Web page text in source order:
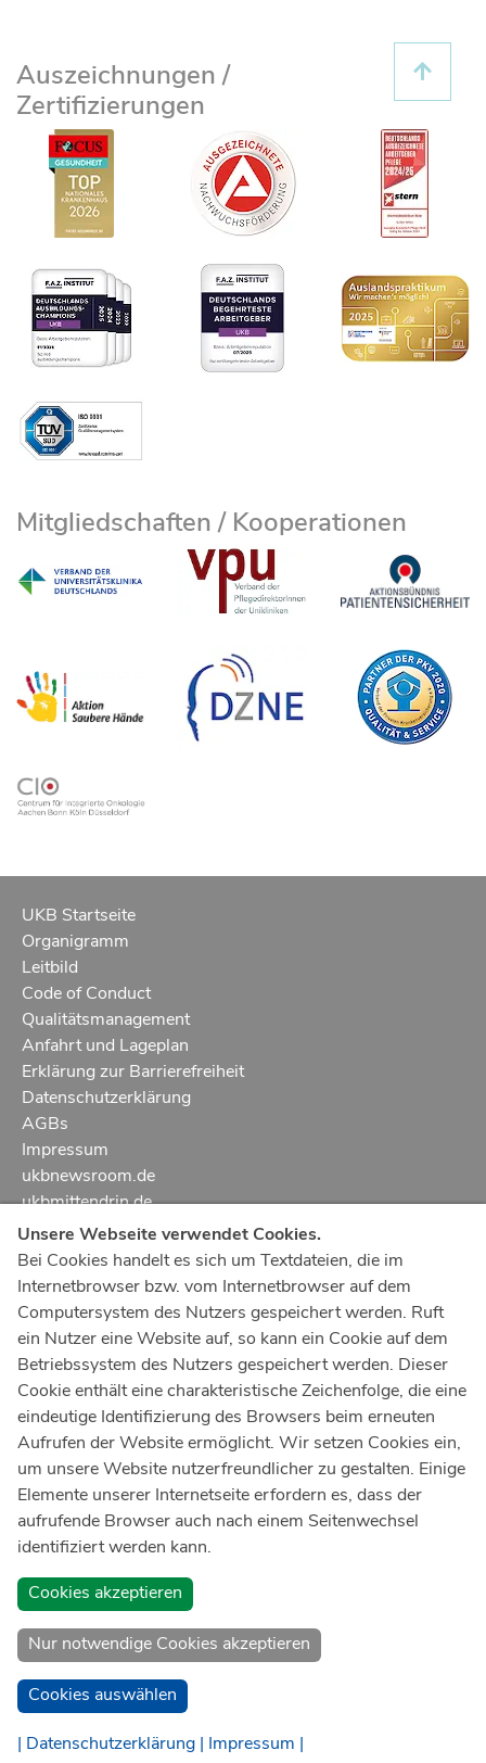
Auszeichnungen /
Zertifizierungen
Mitgliedschaften / Kooperationen
UKB Startseite
Organigramm
Leitbild
Code of Conduct
Qualitätsmanagement
Anfahrt und Lageplan
Erklärung zur Barrierefreiheit
Datenschutzerklärung
AGBs
Impressum
ukbnewsroom.de
ukbmittendrin.de
Notruf112
Ärztlicher Notdienst116 117
Giftnotrufzentrale
Tel: +49 22819240
Notfallzentrum Bonn
Kindernotfallzentrum Bonn
UKB-Telefonzentrale
+49 228287 0
Spenden Sie online an das Universitätsklinikum Bonn
Unsere Webseite verwendet Cookies.
Bei Cookies handelt es sich um Textdateien, die im
Internetbrowser bzw. vom Internetbrowser auf dem
Computersystem des Nutzers gespeichert werden. Ruft
ein Nutzer eine Website auf, so kann ein Cookie auf dem
Betriebssystem des Nutzers gespeichert werden. Dieser
Cookie enthält eine charakteristische Zeichenfolge, die eine
eindeutige Identifizierung des Browsers beim erneuten
Aufrufen der Website ermöglicht. Wir setzen Cookies ein,
um unsere Website nutzerfreundlicher zu gestalten. Einige
Elemente unserer Internetseite erfordern es, dass der
aufrufende Browser auch nach einem Seitenwechsel
identifiziert werden kann.
Cookies akzeptieren
Nur notwendige Cookies akzeptieren
Cookies auswählen
| Datenschutzerklärung | Impressum |